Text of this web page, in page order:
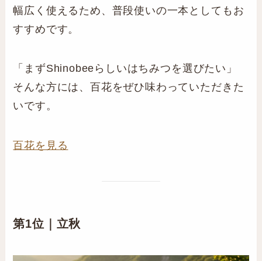
幅広く使えるため、普段使いの一本としてもお
すすめです。
「まずShinobeeらしいはちみつを選びたい」
そんな方には、百花をぜひ味わっていただきた
いです。
百花を見る
第1位｜立秋